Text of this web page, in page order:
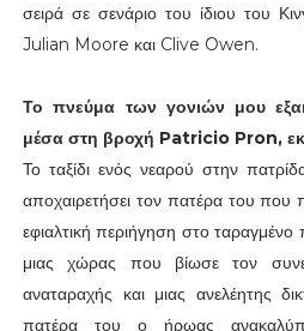
σειρά σε σενάριο του ίδιου του
Julian Moore και Clive Owen.
Το πνεύμα των γονιών μου
μέσα στη βροχή Patricio Pron,
Το ταξίδι ενός νεαρού στην
αποχαιρετήσει τον πατέρα του που
εφιαλτική περιήγηση στο
μιας χώρας που βίωσε τον
αναταραχής και μιας ανελέητης
πατέρα του ο ήρωας